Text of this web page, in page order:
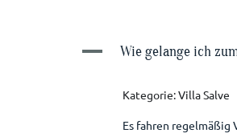
A Wie gelange ich
Kategorie: Villa Salve
Es fahren regelmäßig